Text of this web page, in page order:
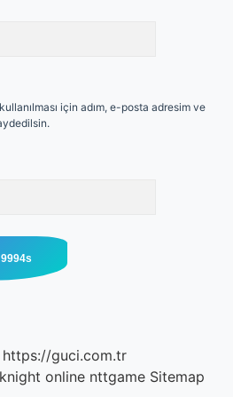
için adım, e-posta adresim ve
https://guci.com.tr
knight online nttgame Sitemap